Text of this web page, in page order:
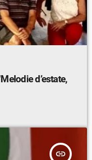
d’estate,
insert_link